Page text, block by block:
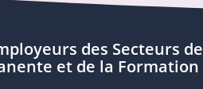
des Secteurs de
et de la Formation